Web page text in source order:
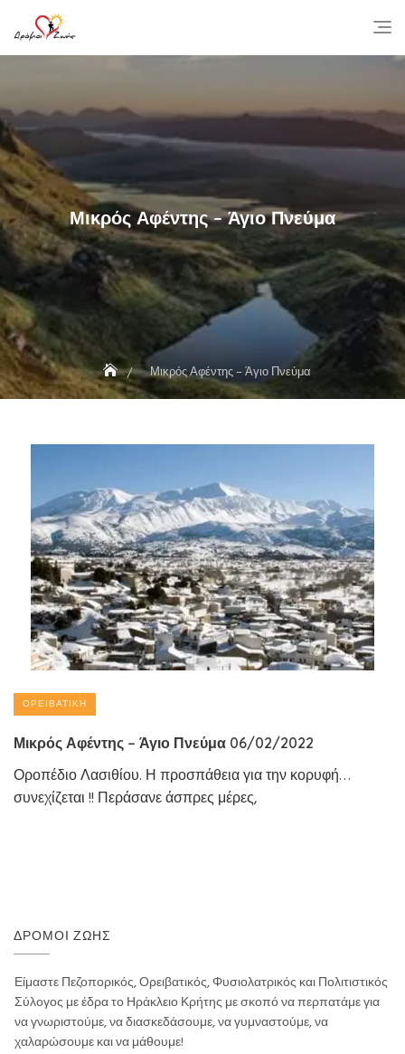
content
Μικρός Αφέντης – Άγιο Πνεύμα
Μικρός Αφέντης – Άγιο Πνεύμα
ΟΡΕΙΒΑΤΙΚΉ
Μικρός Αφέντης – Άγιο Πνεύμα 06/02/2022
Οροπέδιο Λασιθίου. Η προσπάθεια για την κορυφή…
συνεχίζεται !! Περάσανε άσπρες μέρες,
ΔΡΌΜΟΙ ΖΩΉΣ
Είμαστε Πεζοπορικός, Ορειβατικός, Φυσιολατρικός και Πολιτιστικός
Σύλογος με έδρα το Ηράκλειο Κρήτης με σκοπό να περπατάμε για
να γνωριστούμε, να διασκεδάσουμε, να γυμναστούμε, να
χαλαρώσουμε και να μάθουμε!